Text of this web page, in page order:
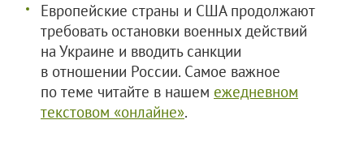
Европейские страны и США продолжают
требовать остановки военных действий
на Украине и вводить санкции
в отношении России. Самое важное
по теме читайте в нашем ежедневном
текстовом «онлайне».